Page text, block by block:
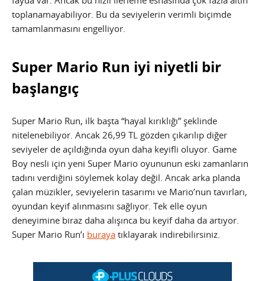
toplanamayabiliyor. Bu da seviyelerin verimli biçimde
tamamlanmasını engelliyor.
Super Mario Run iyi niyetli bir
başlangıç
Super Mario Run, ilk başta “hayal kırıklığı” şeklinde
nitelenebiliyor. Ancak 26,99 TL gözden çıkarılıp diğer
seviyeler de açıldığında oyun daha keyifli oluyor. Game
Boy nesli için yeni Super Mario oyununun eski zamanların
tadını verdiğini söylemek kolay değil. Ancak arka planda
çalan müzikler, seviyelerin tasarımı ve Mario’nun tavırları,
oyundan keyif alınmasını sağlıyor. Tek elle oyun
deneyimine biraz daha alışınca bu keyif daha da artıyor.
Super Mario Run’ı buraya tıklayarak indirebilirsiniz.